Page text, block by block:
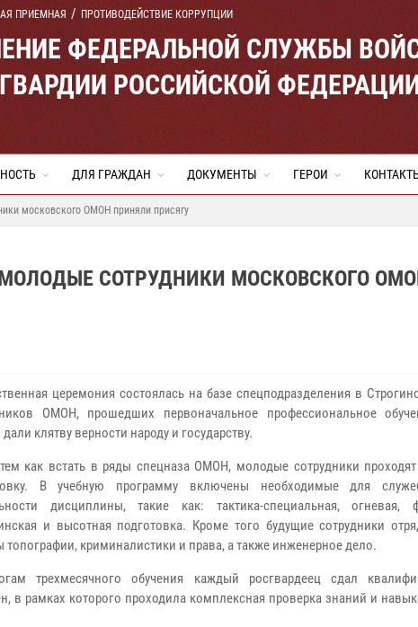
ПРИЕМНАЯ ПРОТИВОДЕЙСТВИЕ КОРРУПЦИИ
ФЕДЕРАЛЬНОЙ СЛУЖБЫ
РОССИЙСКОЙ
ДЛЯ ГРАЖДАН ДОКУМЕНТЫ ГЕРОИ
московского ОМОН приняли присягу
СОТРУДНИКИ МОСКОВСКОГО
церемония состоялась на базе спецподразделения в
ОМОН, прошедших первоначальное профессиональное
клятву верности народу и государству.
как встать в ряды спецназа ОМОН, молодые сотрудники
В учебную программу включены необходимые для
дисциплины, такие как: тактика-специальная, огневая,
и высотная подготовка. Кроме того будущие сотрудники
топографии, криминалистики и права, а также инженерное дело.
трехмесячного обучения каждый росгвардеец сдал
в рамках которого проходила комплексная проверка знаний и